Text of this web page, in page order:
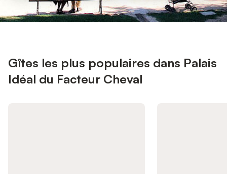
Gîtes les plus populaires dans Palais
Idéal du Facteur Cheval